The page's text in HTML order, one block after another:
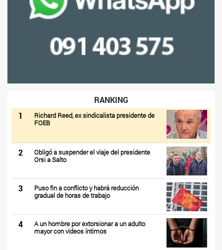
RANKING
1
Richard Reed, ex sindicalista presidente de
FOEB
2
Obligó a suspender el viaje del presidente
Orsi a Salto
3
Puso fin a conflicto y habrá reducción
gradual de horas de trabajo
4
A un hombre por extorsionar a un adulto
mayor con videos íntimos